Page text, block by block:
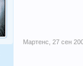
Мартенс 27 сен